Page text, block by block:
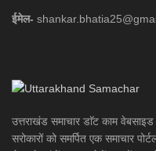
ईमेल-
उत्तराखंड समाचार डाॅट काम
सरोकारों को समर्पित एक समाचार